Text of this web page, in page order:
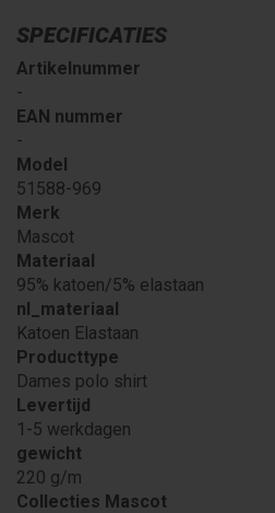
SPECIFICATIES
Artikelnummer
-
EAN nummer
-
Model
51588-969
Merk
Mascot
Materiaal
95% katoen/5% elastaan
nl_materiaal
Katoen Elastaan
Producttype
Dames polo shirt
Levertijd
1-5 werkdagen
gewicht
220 g/m
Collecties Mascot